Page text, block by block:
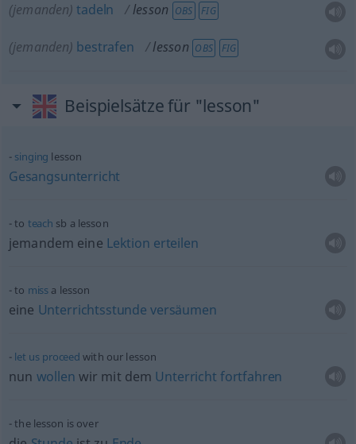
(jemanden) tadeln lesson OBS FIG
(jemanden) bestrafen lesson OBS FIG
Beispielsätze für "lesson"
singing lesson
Gesangsunterricht
to teach sb a lesson
jemandem eine Lektion erteilen
to miss a lesson
eine Unterrichtsstunde versäumen
let us proceed with our lesson
nun wollen wir mit dem Unterricht fortfahren
the lesson is over